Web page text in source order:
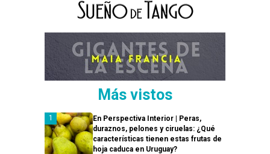
Más vistos
En Perspectiva Interior | Peras,
duraznos, pelones y ciruelas: ¿Qué
características tienen estas frutas de
hoja caduca en Uruguay?